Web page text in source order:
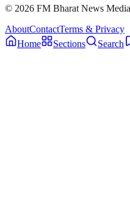
© 2026 FM Bharat News
AboutContactTerms & Privacy
Home
Sections Search